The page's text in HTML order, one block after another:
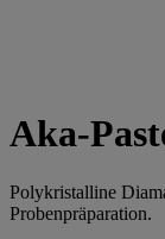
Aka-
Polykristalline
Probenpräparation.